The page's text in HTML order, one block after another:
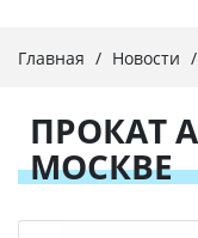
Главная / Новости /
ПРОКАТ
МОСКВЕ